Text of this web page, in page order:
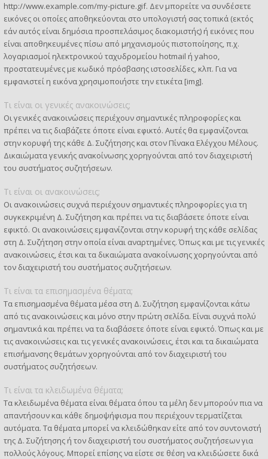
http://www.example.com/my-picture.gif. Δεν μπορείτε να συνδέσετε
εικόνες οι οποίες αποθηκεύονται στο υπολογιστή σας τοπικά (εκτός
εάν αυτός είναι δημόσια προσπελάσιμος διακομιστής) ή εικόνες που
είναι αποθηκευμένες πίσω από μηχανισμούς πιστοποίησης, π.χ.
λογαριασμοί ηλεκτρονικού ταχυδρομείου hotmail ή yahoo,
προστατευμένες με κωδικό πρόσβασης ιστοσελίδες, κλπ. Για να
εμφανιστεί η εικόνα χρησιμοποιήστε την ετικέτα [img].
Τι είναι οι γενικές ανακοινώσεις;
Οι γενικές ανακοινώσεις περιέχουν σημαντικές πληροφορίες και
πρέπει να τις διαβάζετε όποτε είναι εφικτό. Αυτές θα εμφανίζονται
στην κορυφή της κάθε Δ. Συζήτησης και στον Πίνακα Ελέγχου Μέλους.
Δικαιώματα γενικής ανακοίνωσης χορηγούνται από τον διαχειριστή
του συστήματος συζητήσεων.
Τι είναι οι ανακοινώσεις;
Οι ανακοινώσεις συχνά περιέχουν σημαντικές πληροφορίες για τη
συγκεκριμένη Δ. Συζήτηση και πρέπει να τις διαβάσετε όποτε είναι
εφικτό. Οι ανακοινώσεις εμφανίζονται στην κορυφή της κάθε σελίδας
στη Δ. Συζήτηση στην οποία είναι αναρτημένες. Όπως και με τις γενικές
ανακοινώσεις, έτσι και τα δικαιώματα ανακοίνωσης χορηγούνται από
τον διαχειριστή του συστήματος συζητήσεων.
Τι είναι τα επισημασμένα θέματα;
Τα επισημασμένα θέματα μέσα στη Δ. Συζήτηση εμφανίζονται κάτω
από τις ανακοινώσεις και μόνο στην πρώτη σελίδα. Είναι συχνά πολύ
σημαντικά και πρέπει να τα διαβάσετε όποτε είναι εφικτό. Όπως και με
τις ανακοινώσεις και τις γενικές ανακοινώσεις, έτσι και τα δικαιώματα
επισήμανσης θεμάτων χορηγούνται από τον διαχειριστή του
συστήματος συζητήσεων.
Τι είναι τα κλειδωμένα θέματα;
Τα κλειδωμένα θέματα είναι θέματα όπου τα μέλη δεν μπορούν πια να
απαντήσουν και κάθε δημοψήφισμα που περιέχουν τερματίζεται
αυτόματα. Τα θέματα μπορεί να κλειδώθηκαν είτε από τον συντονιστή
της Δ. Συζήτησης ή τον διαχειριστή του συστήματος συζητήσεων για
πολλούς λόγους. Μπορεί επίσης να είστε σε θέση να κλειδώσετε δικά